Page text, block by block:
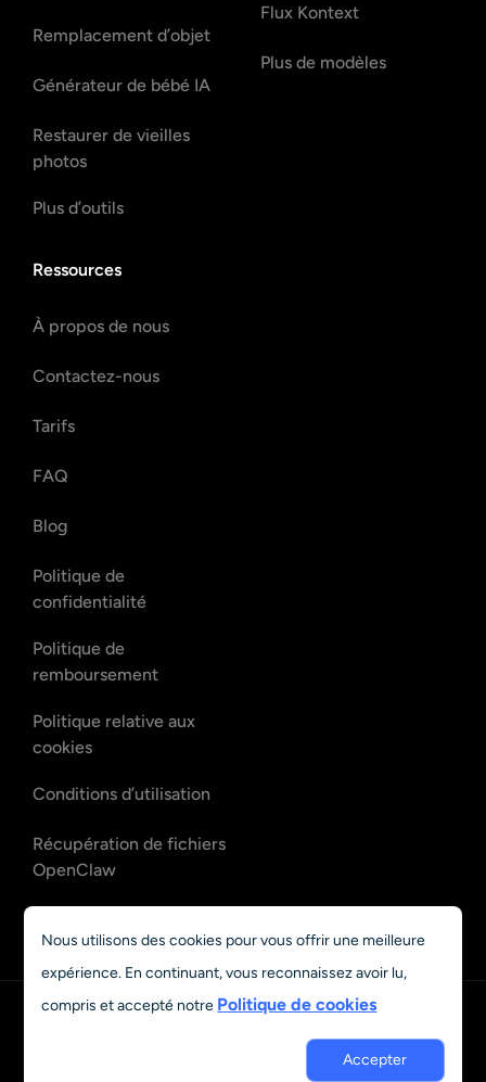
Remplacement d’objet
Générateur de bébé IA
Restaurer de vieilles
photos
Plus d’outils
Flux Kontext
Plus de modèles
Ressources
À propos de nous
Contactez-nous
Tarifs
FAQ
Blog
Politique de
confidentialité
Politique de
remboursement
Politique relative aux
cookies
Conditions d’utilisation
Récupération de fichiers
OpenClaw
OpenClaw
© 2023 - 2026 Grand Vision Tech Software Limited. All rights
Nous utilisons des cookies pour vous offrir une meilleure
expérience. En continuant, vous reconnaissez avoir lu,
compris et accepté notre Politique de cookies
Accepter